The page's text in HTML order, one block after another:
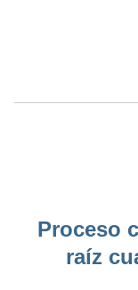
Proceso
raíz